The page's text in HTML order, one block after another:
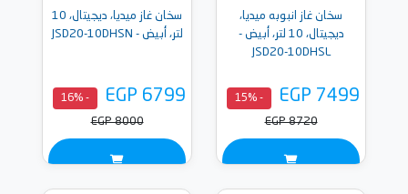
سخان غاز انبوبه ميديا،
ديجيتال، 10 لتر، أبيض -
JSD20-10DHSL
EGP 7499
- 15%
EGP 8720
سخان غاز ميديا، ديجيتال، 10
لتر، أبيض - JSD20-10DHSN
EGP 6799
- 16%
EGP 8000